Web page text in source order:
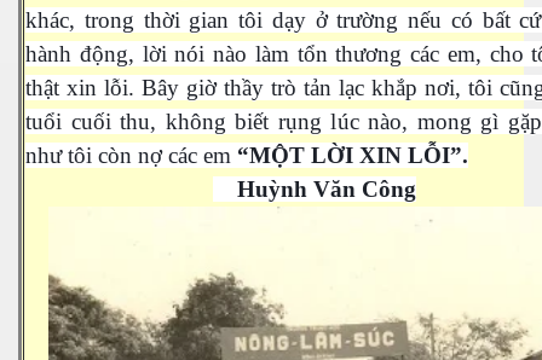
khác, trong thời gian tôi dạy ở trường nếu có bất
hành động, lời nói nào làm tổn thương các em, cho
thật xin lỗi. Bây giờ thầy trò tản lạc khắp nơi, tôi
tuổi cuối thu, không biết rụng lúc nào, mong gì
như tôi còn nợ các em “MỘT LỜI XIN LỖI”.
Huỳnh Văn Công
Trí